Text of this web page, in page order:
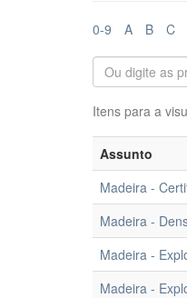
0-9 A B C
Itens para a
Assunto
Madeira -
Madeira -
Madeira -
Madeira -